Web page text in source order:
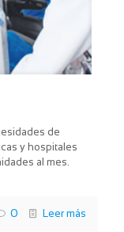
de
y hospitales
al mes.
0 Leer más